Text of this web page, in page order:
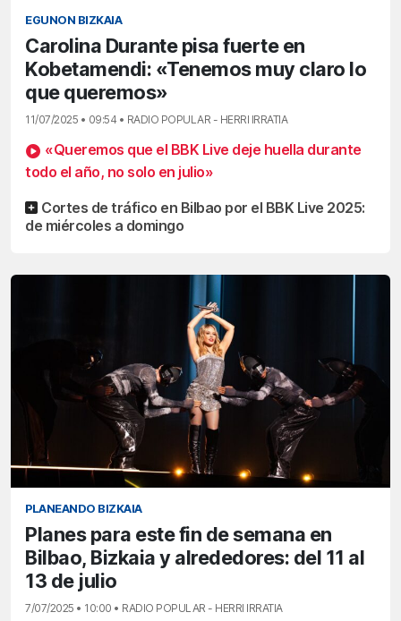
EGUNON BIZKAIA
Carolina Durante pisa fuerte en
Kobetamendi: «Tenemos muy claro lo
que queremos»
11/07/2025 • 09:54 • RADIO POPULAR - HERRI IRRATIA
«Queremos que el BBK Live deje huella durante
todo el año, no solo en julio»
Cortes de tráfico en Bilbao por el BBK Live 2025:
de miércoles a domingo
PLANEANDO BIZKAIA
Planes para este fin de semana en
Bilbao, Bizkaia y alrededores: del 11 al
13 de julio
7/07/2025 • 10:00 • RADIO POPULAR - HERRI IRRATIA